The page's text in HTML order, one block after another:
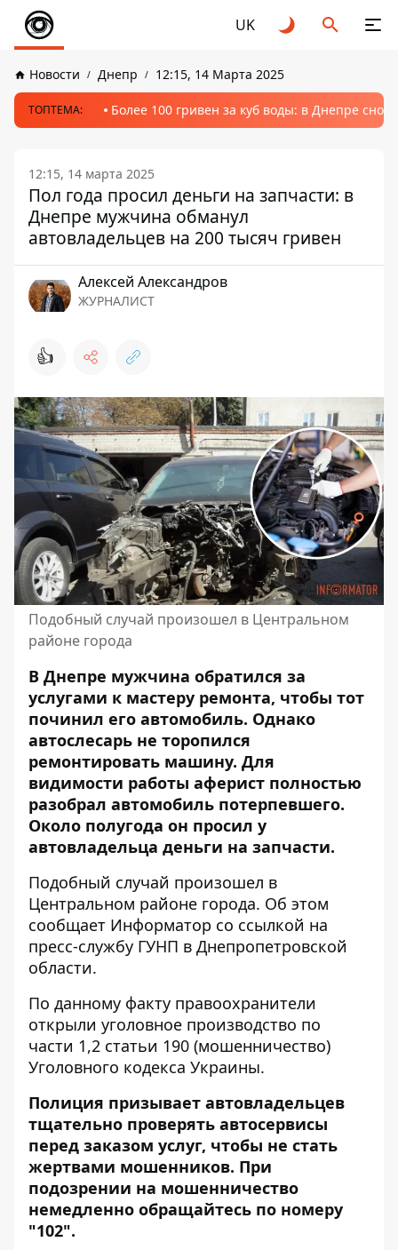
UK
Новости Днепр 12:15, 14 Марта 2025
ТОПТЕМА: Более 100 гривен за куб воды: в Днепре
12:15, 14 марта 2025
Пол года просил деньги на запчасти: в
Днепре мужчина обманул
автовладельцев на 200 тысяч гривен
Алексей Александров
ЖУРНАЛИСТ
👍
Подобный случай произошел в Центральном
районе города
В Днепре мужчина обратился за
услугами к мастеру ремонта, чтобы тот
починил его автомобиль. Однако
автослесарь не торопился
ремонтировать машину. Для
видимости работы аферист полностью
разобрал автомобиль потерпевшего.
Около полугода он просил у
автовладельца деньги на запчасти.
Подобный случай произошел в
Центральном районе города. Об этом
сообщает Информатор со ссылкой на
пресс-службу ГУНП в Днепропетровской
области.
По данному факту правоохранители
открыли уголовное производство по
части 1,2 статьи 190 (мошенничество)
Уголовного кодекса Украины.
Полиция призывает автовладельцев
тщательно проверять автосервисы
перед заказом услуг, чтобы не стать
жертвами мошенников. При
подозрении на мошенничество
немедленно обращайтесь по номеру
"102".